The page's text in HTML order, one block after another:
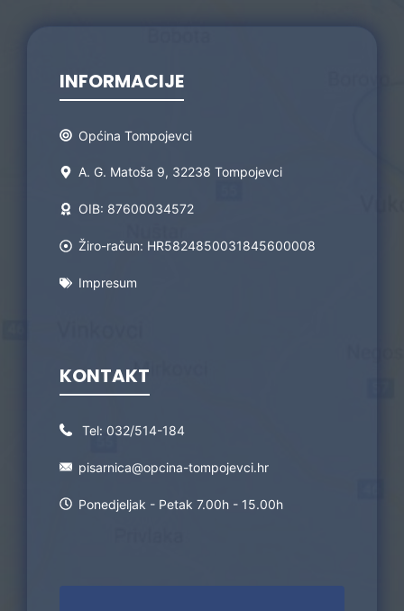
INFORMACIJE
Općina Tompojevci
A. G. Matoša 9, 32238 Tompojevci
OIB: 87600034572
Žiro-račun: HR5824850031845600008
Impresum
KONTAKT
Tel: 032/514-184
pisarnica@opcina-tompojevci.hr
Ponedjeljak - Petak 7.00h - 15.00h